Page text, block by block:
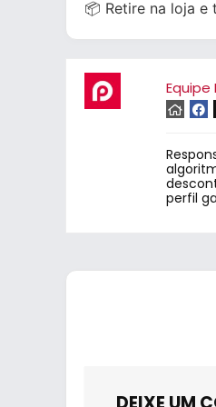
📦 Retire na loja
perfil